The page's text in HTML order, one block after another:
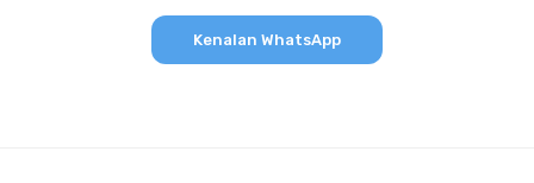
Kenalan WhatsApp